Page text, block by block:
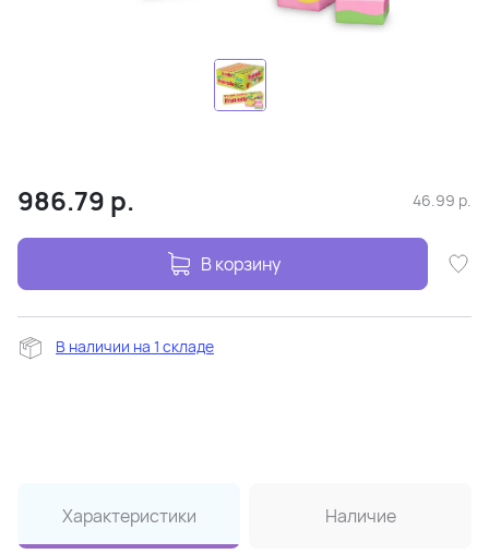
986.79 р. 46.99 р.
В корзину
В наличии на 1 складе
Характеристики Наличие